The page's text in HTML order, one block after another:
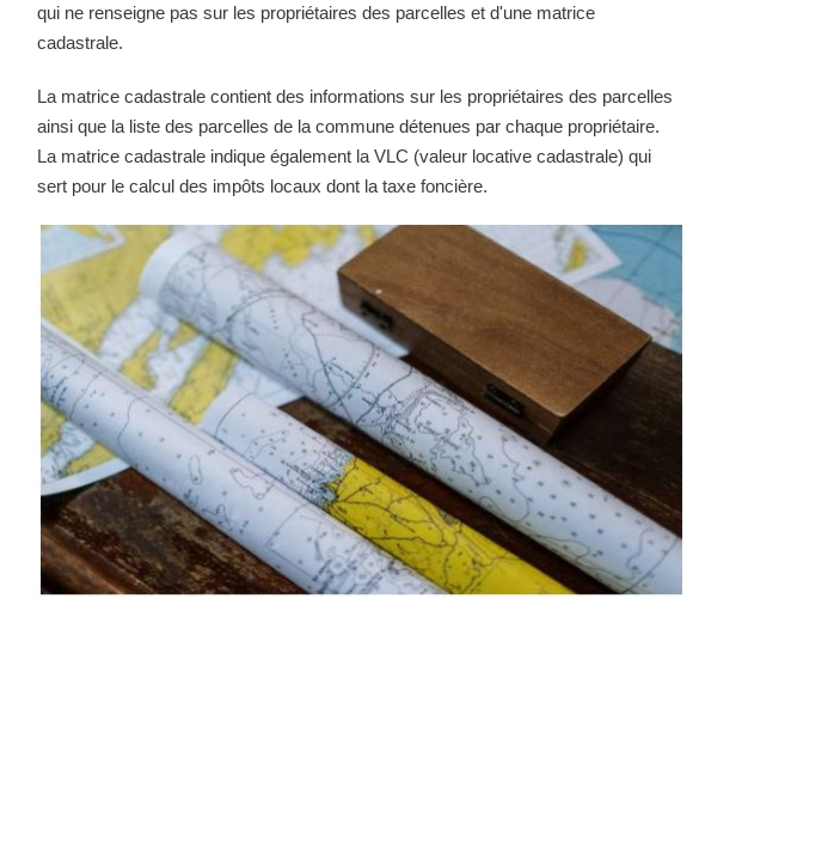
qui ne renseigne pas sur les propriétaires des parcelles et d'une matrice
cadastrale.
La matrice cadastrale contient des informations sur les propriétaires des parcelles
ainsi que la liste des parcelles de la commune détenues par chaque propriétaire.
La matrice cadastrale indique également la VLC (valeur locative cadastrale) qui
sert pour le calcul des impôts locaux dont la taxe foncière.